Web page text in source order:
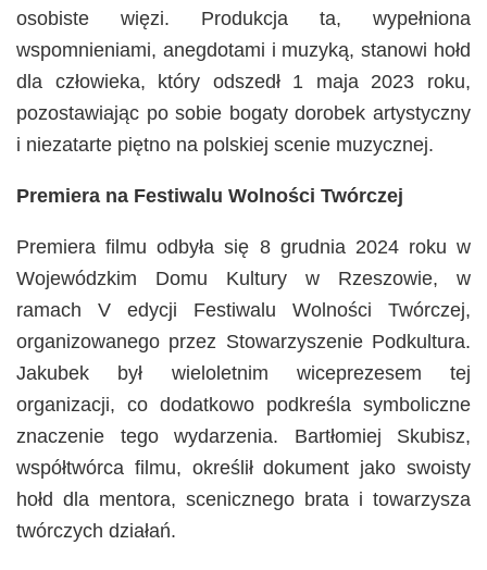
osobiste więzi. Produkcja ta, wypełniona
wspomnieniami, anegdotami i muzyką, stanowi hołd
dla człowieka, który odszedł 1 maja 2023 roku,
pozostawiając po sobie bogaty dorobek artystyczny
i niezatarte piętno na polskiej scenie muzycznej.
Premiera na Festiwalu Wolności Twórczej
Premiera filmu odbyła się 8 grudnia 2024 roku w
Wojewódzkim Domu Kultury w Rzeszowie, w
ramach V edycji Festiwalu Wolności Twórczej,
organizowanego przez Stowarzyszenie Podkultura.
Jakubek był wieloletnim wiceprezesem tej
organizacji, co dodatkowo podkreśla symboliczne
znaczenie tego wydarzenia. Bartłomiej Skubisz,
współtwórca filmu, określił dokument jako swoisty
hołd dla mentora, scenicznego brata i towarzysza
twórczych działań.